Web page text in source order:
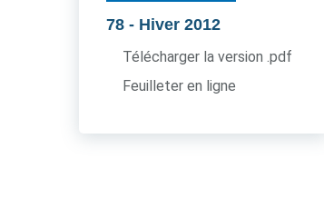
78 - Hiver 2012
Télécharger la version .pdf
Feuilleter en ligne